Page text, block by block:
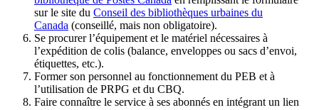
sur le site du Conseil des bibliothèques urbaines du
Canada (conseillé, mais non obligatoire).
Se procurer l’équipement et le matériel nécessaires à
l’expédition de colis (balance, enveloppes ou sacs d’envoi,
étiquettes, etc.).
Former son personnel au fonctionnement du PEB et à
l’utilisation de PRPG et du CBQ.
Faire connaître le service à ses abonnés en intégrant un lien